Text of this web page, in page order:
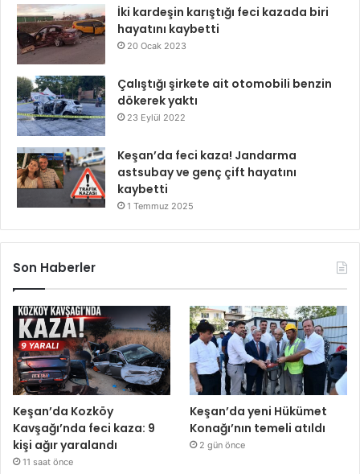
İki kardeşin karıştığı feci kazada biri
hayatını kaybetti
20 Ocak 2023
Çalıştığı şirkete ait otomobili benzin
dökerek yaktı
23 Eylül 2022
Keşan’da feci kaza! Jandarma
astsubay ve genç çift hayatını
kaybetti
1 Temmuz 2025
Son Haberler
Keşan’da Kozköy
Kavşağı’nda feci kaza: 9
kişi ağır yaralandı
11 saat önce
Keşan’da yeni Hükümet
Konağı’nın temeli atıldı
2 gün önce